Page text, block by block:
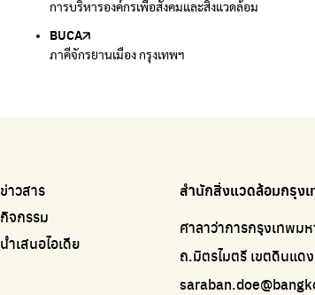
การบริหารองค์กรเพื่อสังคมและสิ่งแวดล้อม
BUCA
ภาคีจักรยานเมือง กรุงเทพฯ
บริจาคขยะไปอัพไซเคิลเป็นชุดพนักงานกวาดถนน
ข่าวสาร
กิจกรรม
นำเสนอไอเดีย
สำนักสิ่งแวดล้อมกรุง
ศาลาว่าการกรุงเทพม
ถ.มิตรไมตรี เขตดินแ